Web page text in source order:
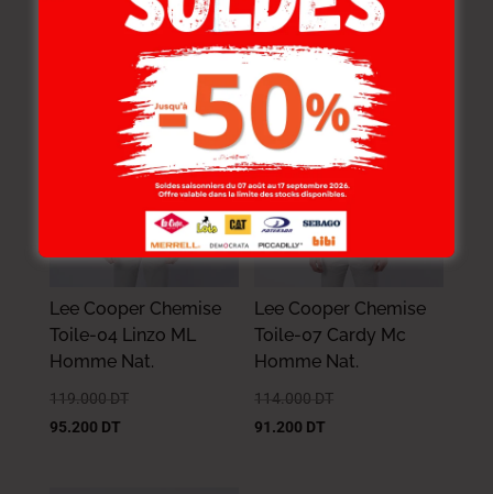
119.000DT
95.200DT
-20%
Lee Cooper Chemise
Toile-04 Linzo ML
Homme Nat.
119.000 DT
95.200 DT
-20%
Lee Cooper Chemise
Toile-07 Cardy Mc
Homme Nat.
114.000 DT
91.200 DT